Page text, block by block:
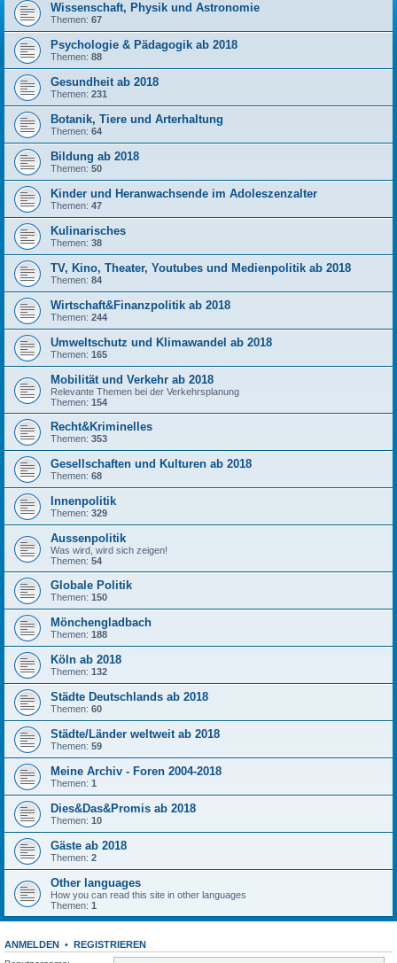
Wissenschaft, Physik und Astronomie
Themen: 67
Psychologie & Pädagogik ab 2018
Themen: 88
Gesundheit ab 2018
Themen: 231
Botanik, Tiere und Arterhaltung
Themen: 64
Bildung ab 2018
Themen: 50
Kinder und Heranwachsende im Adoleszenzalter
Themen: 47
Kulinarisches
Themen: 38
TV, Kino, Theater, Youtubes und Medienpolitik ab 2018
Themen: 84
Wirtschaft&Finanzpolitik ab 2018
Themen: 244
Umweltschutz und Klimawandel ab 2018
Themen: 165
Mobilität und Verkehr ab 2018
Relevante Themen bei der Verkehrsplanung
Themen: 154
Recht&Kriminelles
Themen: 353
Gesellschaften und Kulturen ab 2018
Themen: 68
Innenpolitik
Themen: 329
Aussenpolitik
Was wird, wird sich zeigen!
Themen: 54
Globale Politik
Themen: 150
Mönchengladbach
Themen: 188
Köln ab 2018
Themen: 132
Städte Deutschlands ab 2018
Themen: 60
Städte/Länder weltweit ab 2018
Themen: 59
Meine Archiv - Foren 2004-2018
Themen: 1
Dies&Das&Promis ab 2018
Themen: 10
Gäste ab 2018
Themen: 2
Other languages
How you can read this site in other languages
Themen: 1
ANMELDEN • REGISTRIEREN